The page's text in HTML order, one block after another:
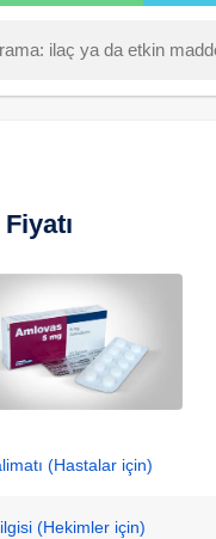
(Hastalar için)
(Hekimler için)